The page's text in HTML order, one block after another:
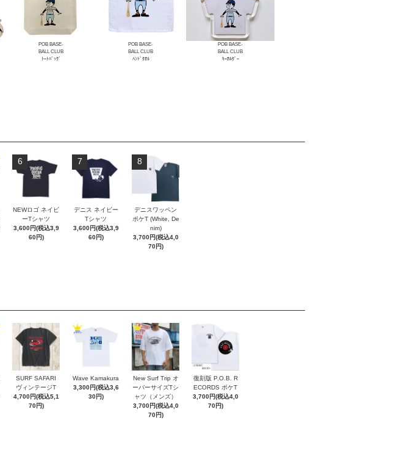
POB BASE-
BALL CLUB
ﾄｰﾄﾊﾞｯｸﾞ
POB BASE-
BALL CLUB
ﾊﾝﾄﾞﾀｵﾙ
POB BASE-
BALL CLUB
ｷｰﾎﾙﾀﾞｰ
6
NEWロゴ ネイビ
ーTシャツ
3,600円(税込3,9
60円)
7
デニス ネイビー
Tシャツ
3,600円(税込3,9
60円)
8
デニスワッペン
ポケT (White, De
nim)
3,700円(税込4,0
70円)
SURF SAFARI
ヴィンテージT
4,700円(税込5,1
70円)
Wave Kamakura
3,300円(税込3,6
30円)
New Surf Trip オ
ーバーサイズTシ
ャツ（メンズ）
3,700円(税込4,0
70円)
復刻版 P.O.B. R
ECORDS ポケT
3,700円(税込4,0
70円)